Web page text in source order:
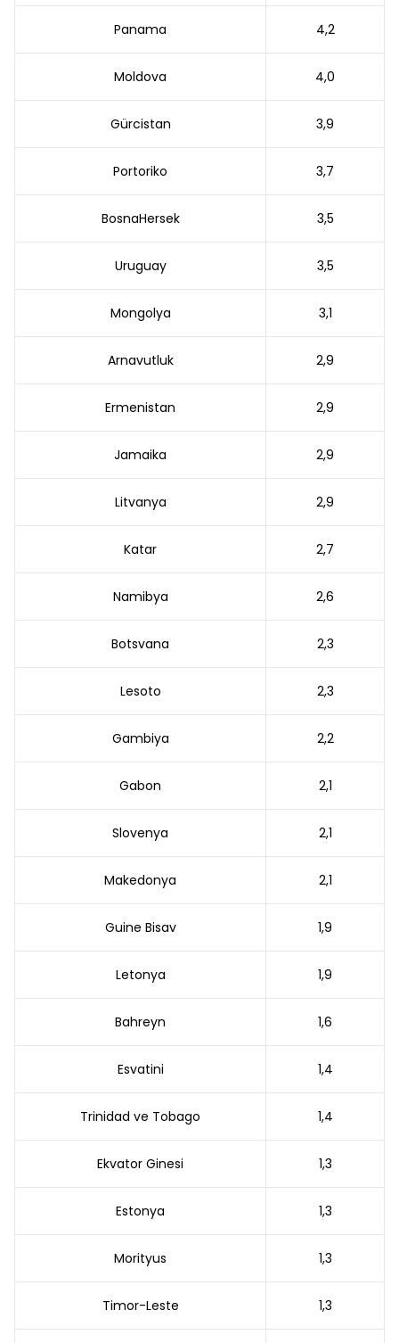
Panama 4,2
Moldova 4,0
Gürcistan 3,9
Portoriko 3,7
BosnaHersek 3,5
Uruguay 3,5
Mongolya 3,1
Arnavutluk 2,9
Ermenistan 2,9
Jamaika 2,9
Litvanya 2,9
Katar 2,7
Namibya 2,6
Botsvana 2,3
Lesoto 2,3
Gambiya 2,2
Gabon 2,1
Slovenya 2,1
Makedonya 2,1
Guine Bisav 1,9
Letonya 1,9
Bahreyn 1,6
Esvatini 1,4
Trinidad ve Tobago 1,4
Ekvator Ginesi 1,3
Estonya 1,3
Morityus 1,3
Timor-Leste 1,3